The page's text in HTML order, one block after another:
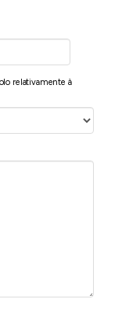
relativamente à